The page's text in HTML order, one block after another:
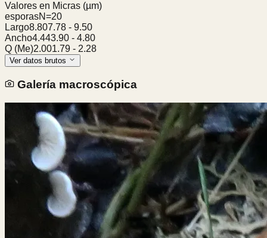
Valores en Micras (µm)
esporasN=20
Largo8.807.78 - 9.50
Ancho4.443.90 - 4.80
Q (Me)2.001.79 - 2.28
Ver datos brutos
Galería macroscópica